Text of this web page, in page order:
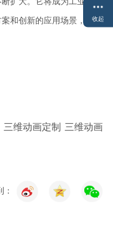
和创新的应用场景，助力
三维动画定制
三维动画
收起